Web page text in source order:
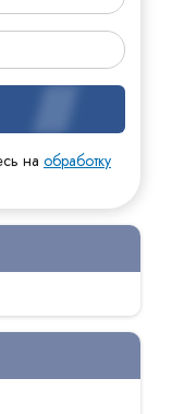
на обработку